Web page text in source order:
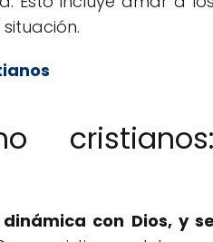
cristianos:
con Dios, y se